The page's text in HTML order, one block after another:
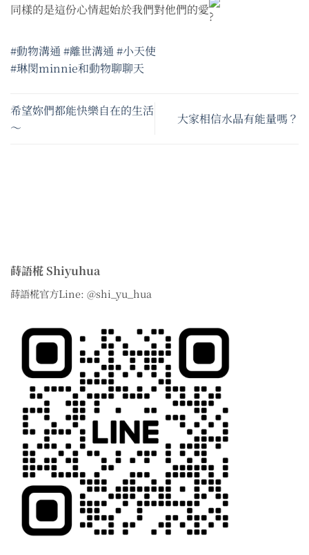
同樣的是這份心情起始於我們對他們的愛
#動物溝通 #離世溝通 #小天使
#琳閔minnie和動物聊聊天
希望妳們都能快樂自在的生活
～
大家相信水晶有能量嗎？
蒔語椛 Shiyuhua
蒔語椛官方Line: @shi_yu_hua